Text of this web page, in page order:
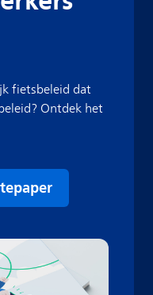
fietsbeleid dat
Ontdek het